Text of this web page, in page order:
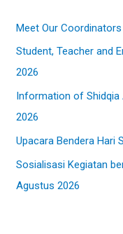
f
o
r
:
Meet Our Coordinators
Student, Teacher and
2026
Information of Shidqia
2026
Upacara Bendera Hari
Sosialisasi Kegiatan
Agustus 2026